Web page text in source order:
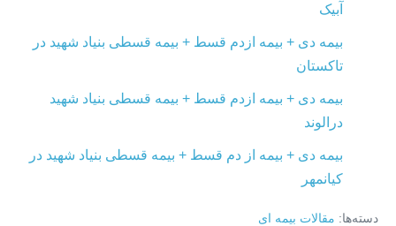
آبیک
بیمه دی + بیمه ازدم قسط + بیمه قسطی بنیاد شهید در
تاکستان
بیمه دی + بیمه ازدم قسط + بیمه قسطی بنیاد شهید
درالوند
بیمه دی + بیمه از دم قسط + بیمه قسطی بنیاد شهید در
کیانمهر
دسته‌ها: مقالات بیمه ای